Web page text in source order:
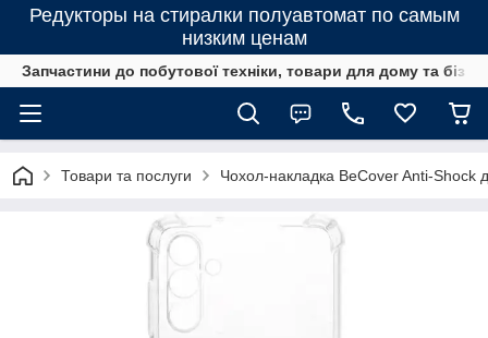
Редукторы на стиралки полуавтомат по самым
низким ценам
Запчастини до побутової техніки, товари для дому та
Товари та послуги Чохол-накладка BeCover Anti-Shock